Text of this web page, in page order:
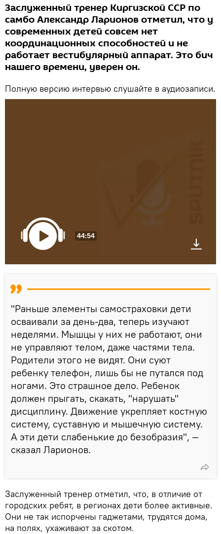
Заслуженный тренер Киргизской ССР по
самбо Александр Ларионов отметил, что у
современных детей совсем нет
координационных способностей и не
работает вестибулярный аппарат. Это бич
нашего времени, уверен он.
Полную версию интервью слушайте в аудиозаписи.
44:54
"Раньше элементы самостраховки дети
осваивали за день-два, теперь изучают
неделями. Мышцы у них не работают, они
не управляют телом, даже частями тела.
Родители этого не видят. Они суют
ребенку телефон, лишь бы не путался под
ногами. Это страшное дело. Ребенок
должен прыгать, скакать, "нарушать"
дисциплину. Движение укрепляет костную
систему, суставную и мышечную систему.
А эти дети слабенькие до безобразия", —
сказал Ларионов.
Заслуженный тренер отметил, что, в отличие от
городских ребят, в регионах дети более активные.
Они не так испорчены гаджетами, трудятся дома,
на полях, ухаживают за скотом.